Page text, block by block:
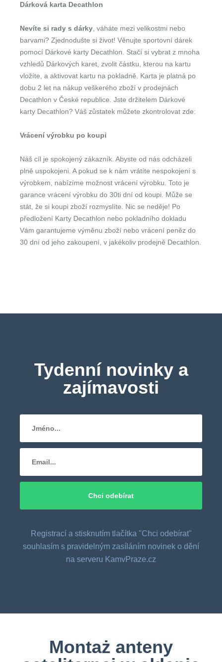
Dárková karta Decathlon
Nevíte si rady s dárky , váháte mezi velikostmi nebo
barvami? Zjednodušte si život! Věnujte sportovní dárek
pomocí Dárkové karty Decathlon. Stačí si vybrat z mnoha
vzhledů Dárkových karet, zvolit částku, kterou na kartu
vložíte, a aktivovat kartu na pokladně. Karta je platná po
dobu 2 let na nákup veškerého zboží v prodejnách
Decathlon v České republice. Jste držitelem Dárkové
karty Decathlon? Váš zůstatek můžete zkontrolovat zde:
Vrácení výrobku po koupi
Náš cíl je spokojený zákazník. Abyste od nás odcházeli
plně uspokojeni. A pokud se k nám vrátíte nespokojení s
výrobkem, nabízíme možnost vrácení výrobku. Toto je
garance vrácení výrobku do 30ti dní od koupi. Může se
stát, že si koupi zboží rozmyslíte. Nic se neděje! Po
předložení Karty Decathlon nebo pokladního dokladu
Vám garantujeme výměnu zboží nebo vrácení peněz do
30 dní od jeho zakoupení, v jakékoliv prodejně Decathlon.
Tydenní novinky a
zajímavosti
Registrací a stisknutím tlačítka "Chci odebírat"
souhlasím s pravidelným zasíláním novinek o dění
na serveru KamvPraze.cz
Montaż anteny